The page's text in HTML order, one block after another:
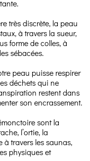
très discrète, la peau
à travers la sueur,
forme de colles, à
sébacées.
peau puisse respirer
déchets qui ne
restent dans
son encrassement.
sont la
l’ortie, la
à travers les saunas,
physiques et